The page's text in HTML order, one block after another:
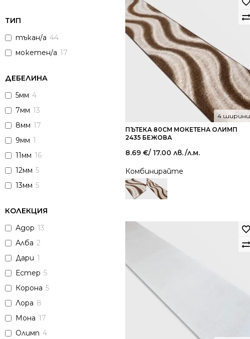
ТИП
тъкан/а 44
мокетен/а 17
ДЕБЕЛИНА
5мм 4
7мм 13
8мм 17
9мм 1
11мм 16
12мм 5
13мм 5
КОЛЕКЦИЯ
Адор 13
Алба 2
Дари 1
Естер 5
Корона 5
Лора 8
Мона 17
Олимп 4
ПЪТЕКА 80СМ МОКЕТЕНА ОЛИМП
2435 БЕЖОВА
4 ширини
8.69 €/ 17.00 лв./л.м.
Комбинирайте